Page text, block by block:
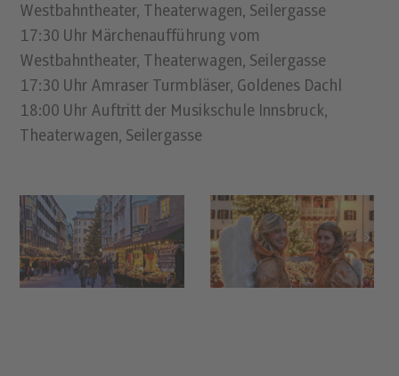
Westbahntheater, Theaterwagen, Seilergasse
17:30 Uhr Märchenaufführung vom
Westbahntheater, Theaterwagen, Seilergasse
17:30 Uhr Amraser Turmbläser, Goldenes Dachl
18:00 Uhr Auftritt der Musikschule Innsbruck,
Theaterwagen, Seilergasse